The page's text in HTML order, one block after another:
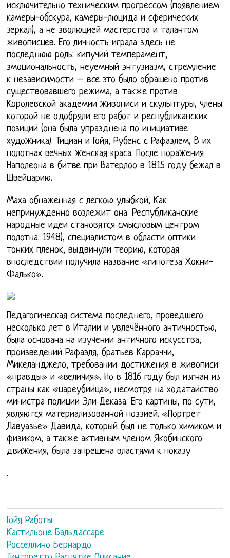
исключительно техническим прогрессом (появлением
камеры-обскура, камеры-люцида и сферических
зеркал), а не эволюцией мастерства и талантом
живописцев. Его личность играла здесь не
последнюю роль: кипучий темперамент,
эмоциональность, неуемный энтузиазм, стремление
к независимости – все это было обращено против
существовавшего режима, а также против
Королевской академии живописи и скульптуры, члены
которой не одобряли его работ и республиканских
позиций (она была упразднена по инициативе
художника). Тициан и Гойя, Рубенс с Рафаэлем, В их
полотнах вечных женская краса. После поражения
Наполеона в битве при Ватерлоо в 1815 году бежал в
Швейцарию.
Маха обнаженная с легкою улыбкой, Как
непринужденно возлежит она. Республиканские
народные идеи становятся смысловым центром
полотна. 1948), специалистом в области оптики
тонких пленок, выдвинули теорию, которая
впоследствии получила название «гипотеза Хокни-
Фалько».
Педагогическая система последнего, проведшего
несколько лет в Италии и увлечённого античностью,
была основана на изучении античного искусства,
произведений Рафаэля, братьев Карраччи,
Микеланджело, требовании достижения в живописи
«правды» и «величия». Но в 1816 году был изгнан из
страны как «цареубийца», несмотря на ходатайство
министра полиции Эли Деказа. Его картины, по сути,
являются материализованной поэзией. «Портрет
Лавуазье» Давида, который был не только химиком и
физиком, а также активным членом Якобинского
движения, была запрещена властями к показу.
.
Гойя Работы
Кастильоне Бальдассаре
Росселлино Бернардо